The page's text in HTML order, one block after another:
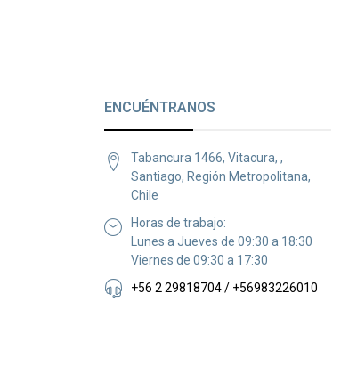
ENCUÉNTRANOS
Tabancura 1466, Vitacura, ,
Santiago, Región Metropolitana,
Chile
Horas de trabajo:
Lunes a Jueves de 09:30 a 18:30
Viernes de 09:30 a 17:30
+56 2 29818704 / +56983226010